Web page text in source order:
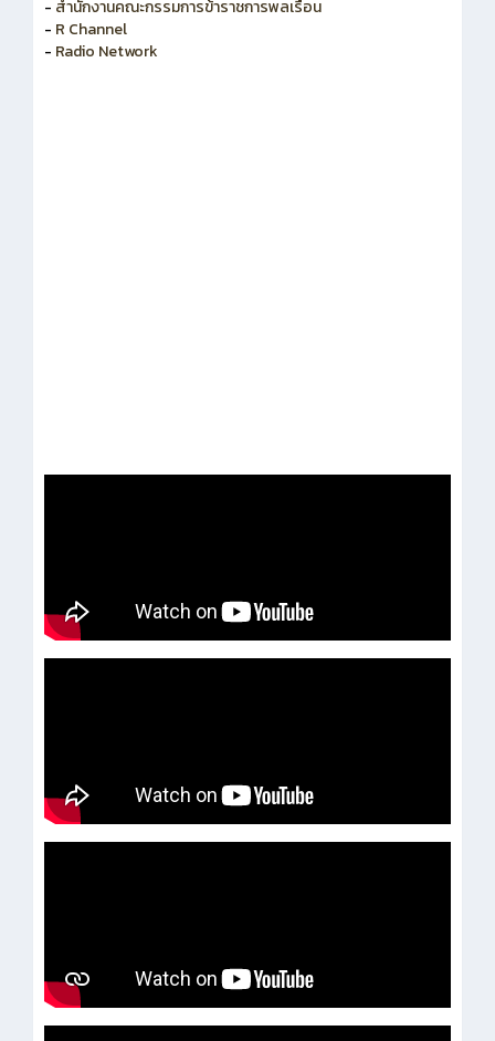
- สำนักงานคณะกรรมการพัฒนาระบบราชการ
- สำนักงานคณะกรรมการข้าราชการพลเรือน
- R Channel